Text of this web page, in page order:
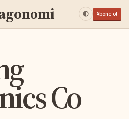
Abone ol
Co